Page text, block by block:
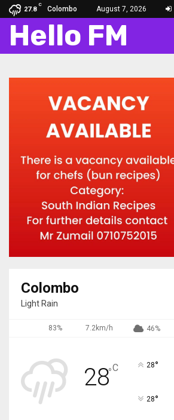
27.8
C
Colombo August 7, 2026
Hello FM
Colombo
Light Rain
83% 7.2km/h 46%
28°C 28°
28°